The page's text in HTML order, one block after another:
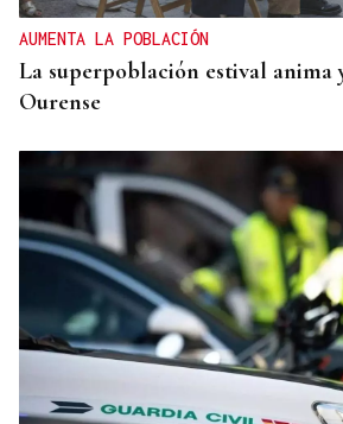
AUMENTA LA POBLACIÓN
La superpoblación estival anima
Ourense